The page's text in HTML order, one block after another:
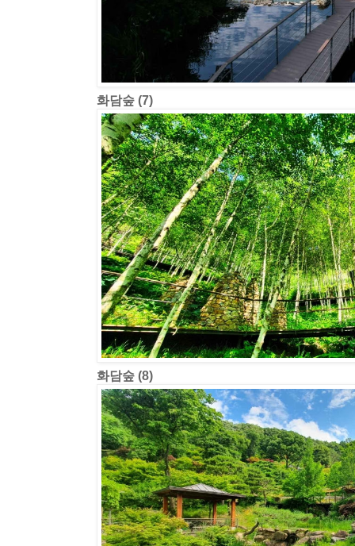
화담숲 (7)
화담숲 (8)